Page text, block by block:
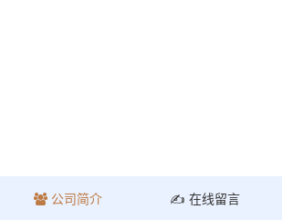
公司简介 ✍ 在线留言